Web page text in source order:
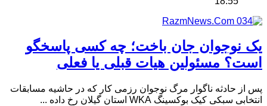
یک نوجوان جان باخت؛ چه کسی پاسخگو
است؟ مسئولین هیات قبلی یا فعلی
پس از حادثه ناگوار مرگ نوجوان رزمی کار که در حاشیه مسابقات
انتخابی سبکی کیک بوکسینگ WKA استان گیلان رخ داده ...